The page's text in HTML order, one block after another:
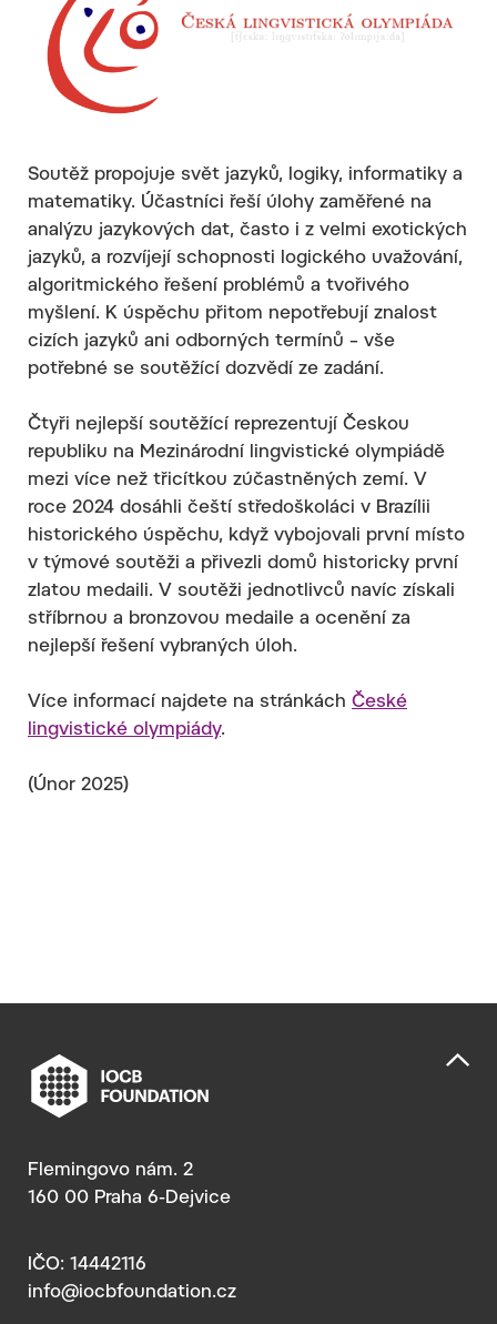
Soutěž propojuje svět jazyků, logiky, informatiky a
matematiky. Účastníci řeší úlohy zaměřené na
analýzu jazykových dat, často i z velmi exotických
jazyků, a rozvíjejí schopnosti logického uvažování,
algoritmického řešení problémů a tvořivého
myšlení. K úspěchu přitom nepotřebují znalost
cizích jazyků ani odborných termínů – vše
potřebné se soutěžící dozvědí ze zadání.
Čtyři nejlepší soutěžící reprezentují Českou
republiku na Mezinárodní lingvistické olympiádě
mezi více než třicítkou zúčastněných zemí. V
roce 2024 dosáhli čeští středoškoláci v Brazílii
historického úspěchu, když vybojovali první místo
v týmové soutěži a přivezli domů historicky první
zlatou medaili. V soutěži jednotlivců navíc získali
stříbrnou a bronzovou medaile a ocenění za
nejlepší řešení vybraných úloh.
Více informací najdete na stránkách České
lingvistické olympiády.
(Únor 2025)
Flemingovo nám. 2
160 00 Praha 6-Dejvice
IČO: 14442116
info@iocbfoundation.cz